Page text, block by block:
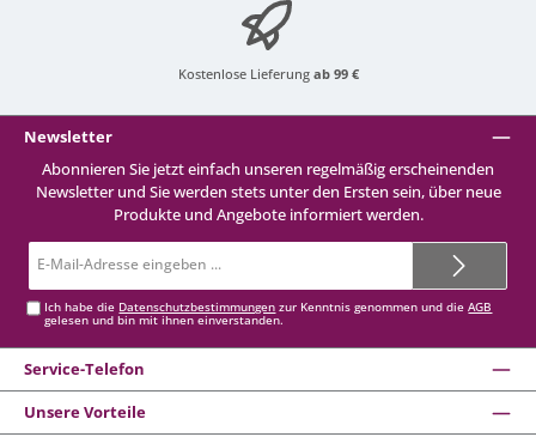
Kostenlose Lieferung ab 99 €
Newsletter
Abonnieren Sie jetzt einfach unseren regelmäßig erscheinenden
Newsletter und Sie werden stets unter den Ersten sein, über neue
Produkte und Angebote informiert werden.
Mail-
Ich habe die Datenschutzbestimmungen zur Kenntnis genommen und dieAGB
gelesen und bin mit ihnen einverstanden.
Service-Telefon
Unsere Vorteile